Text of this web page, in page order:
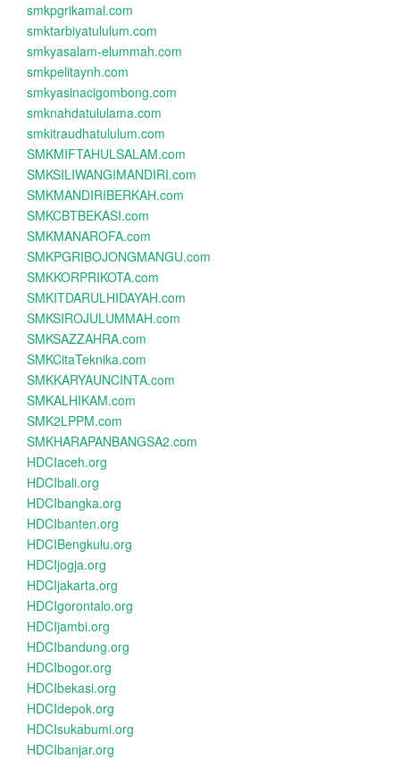
smkpgrikamal.com
smktarbiyatululum.com
smkyasalam-elummah.com
smkpelitaynh.com
smkyasinacigombong.com
smknahdatululama.com
smkitraudhatululum.com
SMKMIFTAHULSALAM.com
SMKSILIWANGIMANDIRI.com
SMKMANDIRIBERKAH.com
SMKCBTBEKASI.com
SMKMANAROFA.com
SMKPGRIBOJONGMANGU.com
SMKKORPRIKOTA.com
SMKITDARULHIDAYAH.com
SMKSIROJULUMMAH.com
SMKSAZZAHRA.com
SMKCitaTeknika.com
SMKKARYAUNCINTA.com
SMKALHIKAM.com
SMK2LPPM.com
SMKHARAPANBANGSA2.com
HDCIaceh.org
HDCIbali.org
HDCIbangka.org
HDCIbanten.org
HDCIBengkulu.org
HDCIjogja.org
HDCIjakarta.org
HDCIgorontalo.org
HDCIjambi.org
HDCIbandung.org
HDCIbogor.org
HDCIbekasi.org
HDCIdepok.org
HDCIsukabumi.org
HDCIbanjar.org